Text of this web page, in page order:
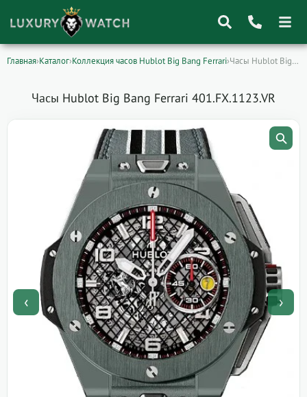
Главная›Каталог›Коллекция часов Hublot Big Bang Ferrari› Часы Hublot Big Bang Ferrari 401.FX.1123.VR
Часы Hublot Big Bang Ferrari 401.FX.1123.VR
‹ ›